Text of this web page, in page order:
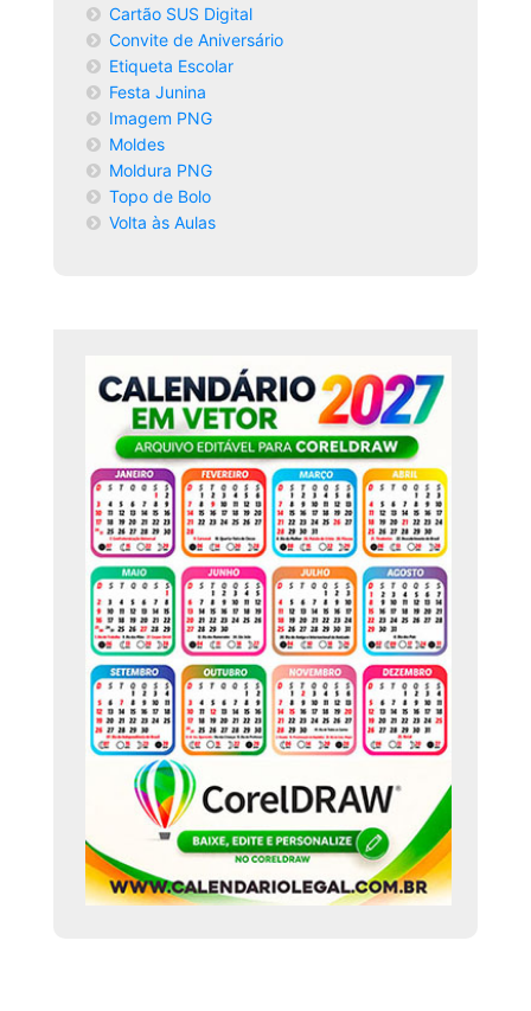
Cartão SUS Digital
Convite de Aniversário
Etiqueta Escolar
Festa Junina
Imagem PNG
Moldes
Moldura PNG
Topo de Bolo
Volta às Aulas